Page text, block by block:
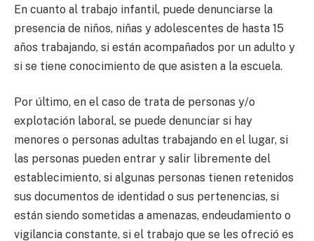
En cuanto al trabajo infantil, puede denunciarse la
presencia de niños, niñas y adolescentes de hasta 15
años trabajando, si están acompañados por un adulto y
si se tiene conocimiento de que asisten a la escuela.
Por último, en el caso de trata de personas y/o
explotación laboral, se puede denunciar si hay
menores o personas adultas trabajando en el lugar, si
las personas pueden entrar y salir libremente del
establecimiento, si algunas personas tienen retenidos
sus documentos de identidad o sus pertenencias, si
están siendo sometidas a amenazas, endeudamiento o
vigilancia constante, si el trabajo que se les ofreció es